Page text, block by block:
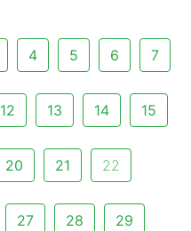
4 5 6 7
12 13 14 15
20 21 22
27 28 29